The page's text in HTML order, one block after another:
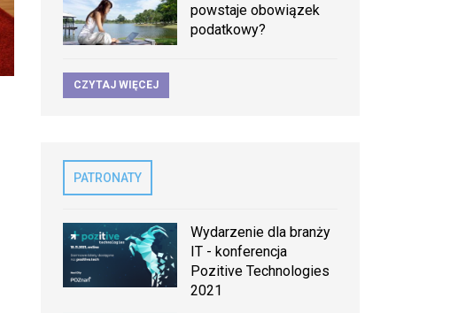
powstaje obowiązek
podatkowy?
CZYTAJ WIĘCEJ
PATRONATY
Wydarzenie dla branży
IT - konferencja
Pozitive Technologies
2021